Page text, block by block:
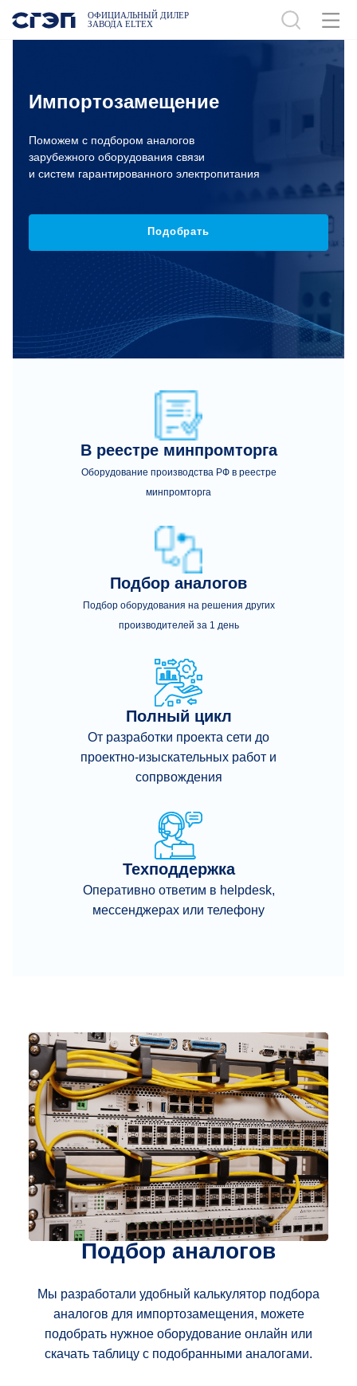
ОФИЦИАЛЬНЫЙ ДИЛЕР
ЗАВОДА ELTEX
Импортозамещение
Поможем с подбором аналогов
зарубежного оборудования связи
и систем гарантированного электропитания
Подобрать
В реестре минпромторга
Оборудование производства РФ в реестре
минпромторга
Подбор аналогов
Подбор оборудования на решения других
производителей за 1 день
Полный цикл
От разработки проекта сети до
проектно-изыскательных работ и
сопрвождения
Техподдержка
Оперативно ответим в helpdesk,
мессенджерах или телефону
Подбор аналогов
Мы разработали удобный калькулятор подбора
аналогов для импортозамещения, можете
подобрать нужное оборудование онлайн или
скачать таблицу с подобранными аналогами.